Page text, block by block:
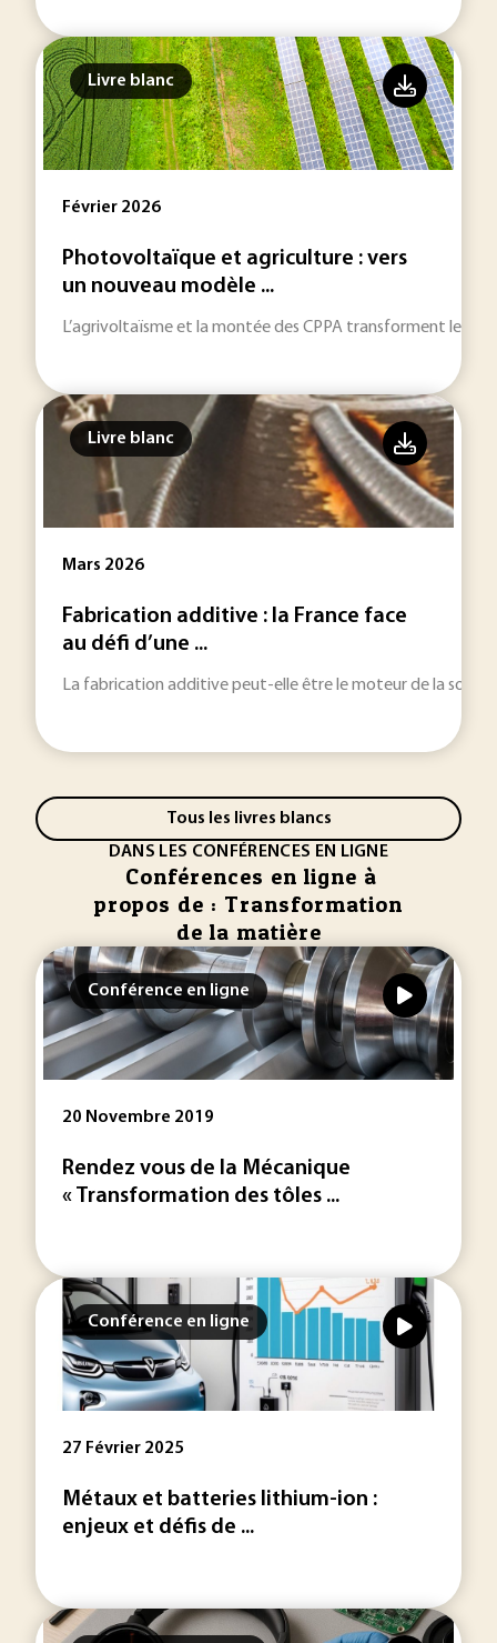
Livre blanc
Février 2026
Photovoltaïque et agriculture : vers
un nouveau modèle ...
L’agrivoltaïsme et la montée des CPPA transforment les
Livre blanc
Mars 2026
Fabrication additive : la France face
au défi d’une ...
La fabrication additive peut-elle être le moteur de la
Tous les livres blancs
DANS LES CONFÉRENCES EN LIGNE
Conférences en ligne à
propos de : Transformation
de la matière
Conférence en ligne
20 Novembre 2019
Rendez vous de la Mécanique
« Transformation des tôles ...
Conférence en ligne
27 Février 2025
Métaux et batteries lithium-ion :
enjeux et défis de ...